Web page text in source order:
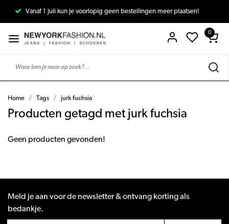
Vanaf 1 juli kun je voorlopig geen bestellingen meer plaatsen!
0
Home Tags jurk fuchsia
Producten getagd met jurk fuchsia
Geen producten gevonden!
Meld je aan voor de newsletter & ontvang korting als
bedankje.